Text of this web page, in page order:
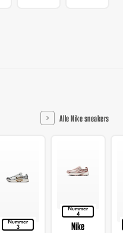
Alle Nike sneakers
Nummer
3
Nummer
4
Nike